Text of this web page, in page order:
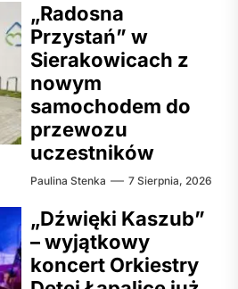
„Radosna
Przystań” w
Sierakowicach z
nowym
samochodem do
przewozu
uczestników
Paulina Stenka 7 Sierpnia, 2026
„Dźwięki Kaszub”
– wyjątkowy
koncert Orkiestry